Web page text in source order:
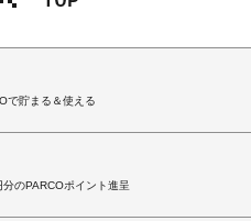
で貯まる＆使える
のPARCOポイント進呈